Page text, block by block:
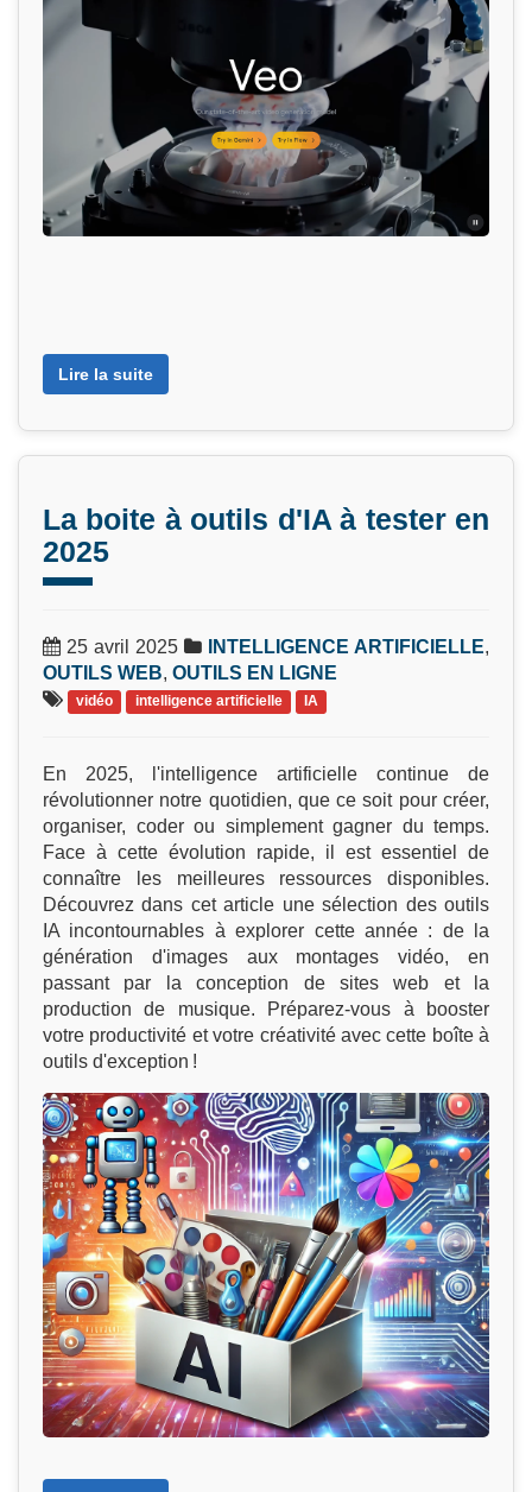
Lire la suite
La boite à outils d'IA à tester en
2025
25 avril 2025 INTELLIGENCE ARTIFICIELLE,
OUTILS WEB, OUTILS EN LIGNE
vidéo intelligence artificielle IA
En 2025, l'intelligence artificielle continue de
révolutionner notre quotidien, que ce soit pour créer,
organiser, coder ou simplement gagner du temps.
Face à cette évolution rapide, il est essentiel de
connaître les meilleures ressources disponibles.
Découvrez dans cet article une sélection des outils
IA incontournables à explorer cette année : de la
génération d'images aux montages vidéo, en
passant par la conception de sites web et la
production de musique. Préparez-vous à booster
votre productivité et votre créativité avec cette boîte à
outils d'exception !